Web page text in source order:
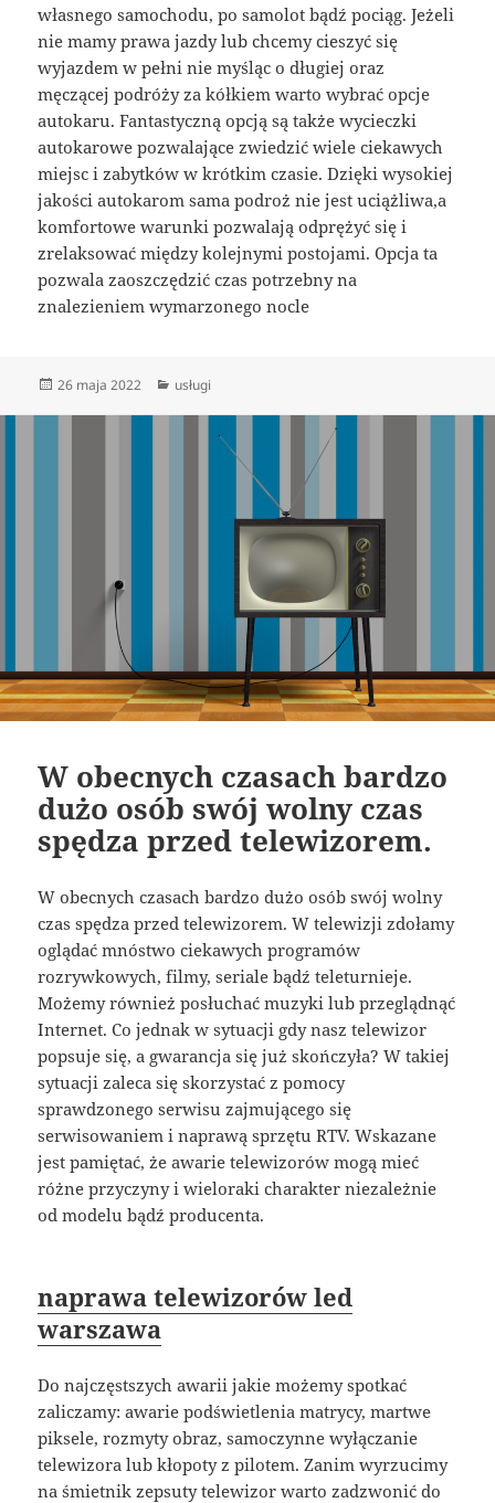
własnego samochodu, po samolot bądź pociąg. Jeżeli
nie mamy prawa jazdy lub chcemy cieszyć się
wyjazdem w pełni nie myśląc o długiej oraz
męczącej podróży za kółkiem warto wybrać opcje
autokaru. Fantastyczną opcją są także wycieczki
autokarowe pozwalające zwiedzić wiele ciekawych
miejsc i zabytków w krótkim czasie. Dzięki wysokiej
jakości autokarom sama podroż nie jest uciążliwa,a
komfortowe warunki pozwalają odprężyć się i
zrelaksować między kolejnymi postojami. Opcja ta
pozwala zaoszczędzić czas potrzebny na
znalezieniem wymarzonego nocle
Data
26 maja 2022 Kategorie
usługi
W obecnych czasach bardzo
dużo osób swój wolny czas
spędza przed telewizorem.
W obecnych czasach bardzo dużo osób swój wolny
czas spędza przed telewizorem. W telewizji zdołamy
oglądać mnóstwo ciekawych programów
rozrywkowych, filmy, seriale bądź teleturnieje.
Możemy również posłuchać muzyki lub przeglądnąć
Internet. Co jednak w sytuacji gdy nasz telewizor
popsuje się, a gwarancja się już skończyła? W takiej
sytuacji zaleca się skorzystać z pomocy
sprawdzonego serwisu zajmującego się
serwisowaniem i naprawą sprzętu RTV. Wskazane
jest pamiętać, że awarie telewizorów mogą mieć
różne przyczyny i wieloraki charakter niezależnie
od modelu bądź producenta.
naprawa telewizorów led
warszawa
Do najczęstszych awarii jakie możemy spotkać
zaliczamy: awarie podświetlenia matrycy, martwe
piksele, rozmyty obraz, samoczynne wyłączanie
telewizora lub kłopoty z pilotem. Zanim wyrzucimy
na śmietnik zepsuty telewizor warto zadzwonić do